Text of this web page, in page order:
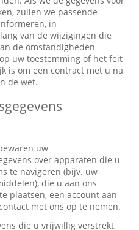
zullen we passende
in
van de wijzigingen die
de omstandigheden
uw toestemming of het feit
is om een contract met u na
de wet.
uw
over apparaten die u
te navigeren (bijv. uw
die u aan ons
plaatsen, een account aan
met ons op te nemen.
die u vrijwillig verstrekt,